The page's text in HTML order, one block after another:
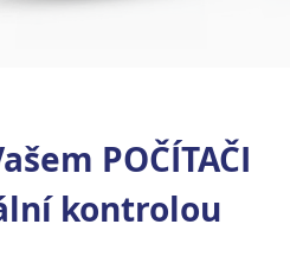
POČÍTAČI
kontrolou